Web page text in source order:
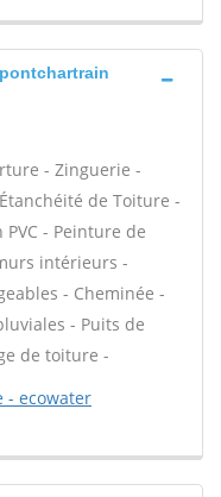
- Zinguerie -
de Toiture -
- Peinture de
intérieurs -
- Cheminée -
- Puits de
de toiture -
- ecowater